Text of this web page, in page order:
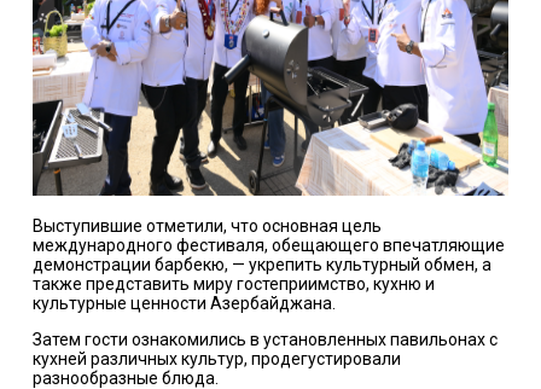
Выступившие отметили, что основная цель
международного фестиваля, обещающего впечатляющие
демонстрации барбекю, — укрепить культурный обмен, а
также представить миру гостеприимство, кухню и
культурные ценности Азербайджана.
Затем гости ознакомились в установленных павильонах с
кухней различных культур, продегустировали
разнообразные блюда.